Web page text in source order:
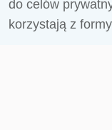
do celów
korzystają z